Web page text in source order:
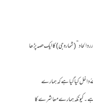
الحاد” (شمارہ جی) کا ایک حصہ پڑھا
داخل کیا گیا ہے کہ ہمارے
ہے۔ کیونکہ ہمارے معاشرے کا